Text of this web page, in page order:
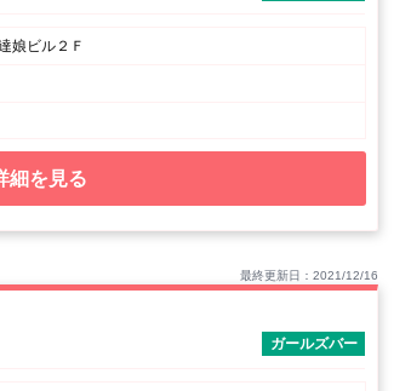
娘ビル２Ｆ
細を見る
最終更新日：2021/12/16
ガールズバー